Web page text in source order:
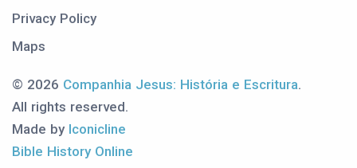
Privacy Policy
Maps
© 2026 Companhia Jesus: História e Escritura.
All rights reserved.
Made by Iconicline
Bible History Online